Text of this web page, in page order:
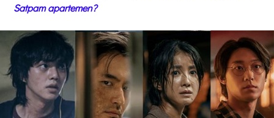
Satpam apartemen?